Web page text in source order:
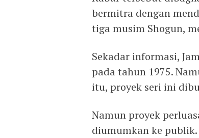
bermitra dengan
tiga musim Shogun,
Sekadar informasi,
pada tahun 1975.
itu, proyek seri ini
Namun proyek
diumumkan ke